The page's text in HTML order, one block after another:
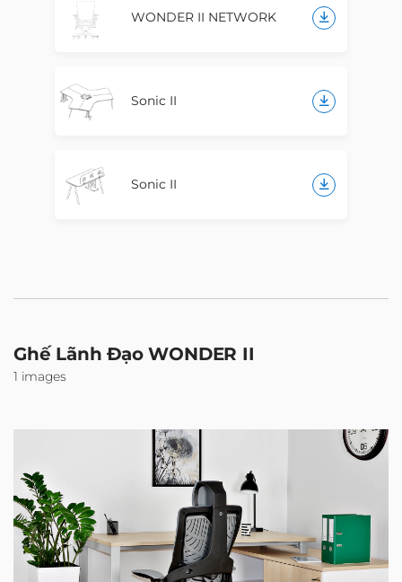
WONDER II NETWORK
Sonic II
Sonic II
Ghế Lãnh Đạo WONDER II
1 images